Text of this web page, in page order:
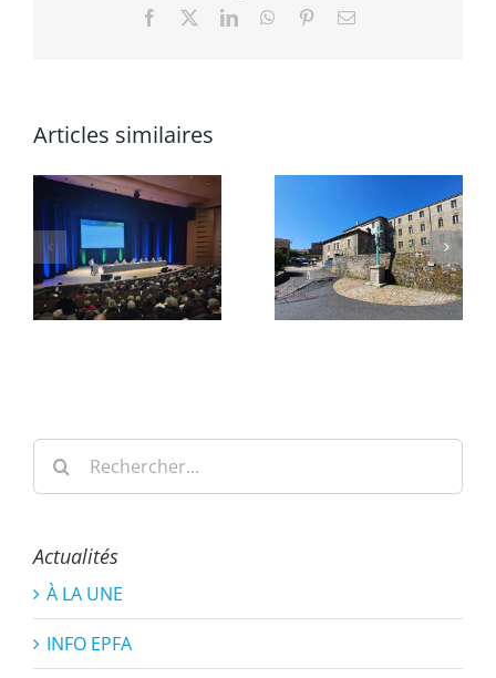
Facebook LinkedInWhatsApp
PinterestEmail
Articles similaires
Rechercher:
Actualités
À LA UNE
INFO EPFA